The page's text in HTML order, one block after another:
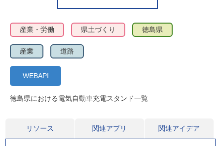
産業・労働 県土づくり 徳島県
産業 道路
WEBAPI
徳島県における電気自動車充電スタンド一覧
リソース 関連アプリ 関連アイデア